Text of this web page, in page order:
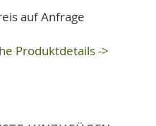
auf Anfrage
Produktdetails ->